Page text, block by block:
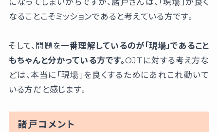
なることこそミッションであると考えている方です。
そして、問題を一番理解しているのが「現場」であること
もちゃんと分かっている方です。OJTに対する考え方な
どは、本当に「現場」を良くするためにあれこれ動いて
いる方だと感じます。
諸戸コメント